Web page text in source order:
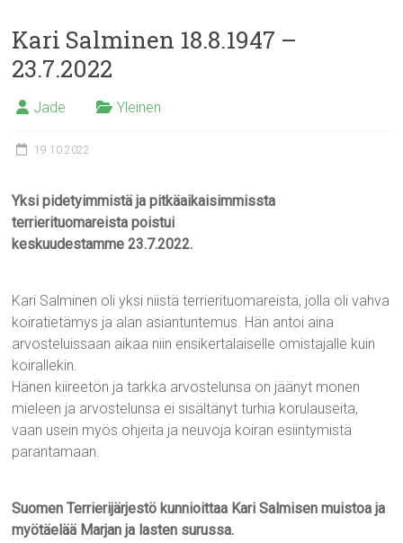
Kari Salminen 18.8.1947 –
23.7.2022
Jade Yleinen
19.10.2022
Yksi pidetyimmistä ja pitkäaikaisimmissta
terrierituomareista poistui
keskuudestamme 23.7.2022.
Kari Salminen oli yksi niistä terrierituomareista, jolla oli vahva
koiratietämys ja alan asiantuntemus. Hän antoi aina
arvosteluissaan aikaa niin ensikertalaiselle omistajalle kuin
koirallekin.
Hänen kiireetön ja tarkka arvostelunsa on jäänyt monen
mieleen ja arvostelunsa ei sisältänyt turhia korulauseita,
vaan usein myös ohjeita ja neuvoja koiran esiintymistä
parantamaan.
Suomen Terrierijärjestö kunnioittaa Kari Salmisen muistoa ja
myötäelää Marjan ja lasten surussa.